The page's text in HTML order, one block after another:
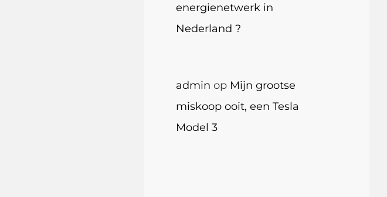
energienetwerk in
Nederland ?
admin op Mijn grootse
miskoop ooit, een Tesla
Model 3